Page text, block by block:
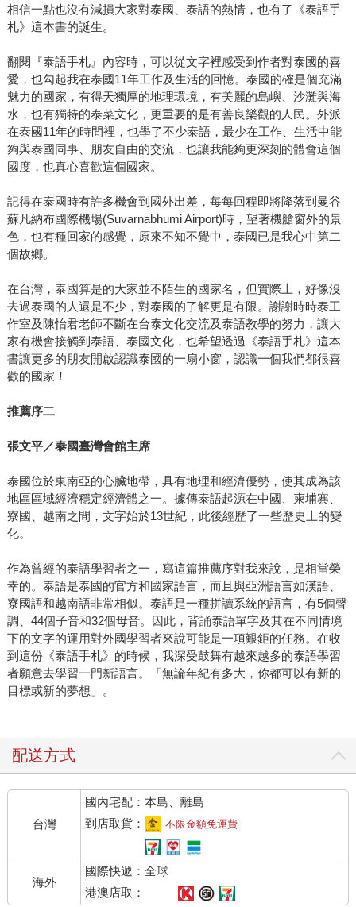
相信一點也沒有減損大家對泰國、泰語的熱情，也有了《泰語手
札》這本書的誕生。
翻閱『泰語手札』內容時，可以從文字裡感受到作者對泰國的喜
愛，也勾起我在泰國11年工作及生活的回憶。泰國的確是個充滿
魅力的國家，有得天獨厚的地理環境，有美麗的島嶼、沙灘與海
水，也有獨特的泰菜文化，更重要的是有善良樂觀的人民。外派
在泰國11年的時間裡，也學了不少泰語，最少在工作、生活中能
夠與泰國同事、朋友自由的交流，也讓我能夠更深刻的體會這個
國度，也真心喜歡這個國家。
記得在泰國時有許多機會到國外出差，每每回程即將降落到曼谷
蘇凡納布國際機場(Suvarnabhumi Airport)時，望著機艙窗外的景
色，也有種回家的感覺，原來不知不覺中，泰國已是我心中第二
個故鄉。
在台灣，泰國算是的大家並不陌生的國家名，但實際上，好像沒
去過泰國的人還是不少，對泰國的了解更是有限。謝謝時時泰工
作室及陳怡君老師不斷在台泰文化交流及泰語教學的努力，讓大
家有機會接觸到泰語、泰國文化，也希望透過《泰語手札》這本
書讓更多的朋友開啟認識泰國的一扇小窗，認識一個我們都很喜
歡的國家！
推薦序二
張文平／泰國臺灣會館主席
泰國位於東南亞的心臟地帶，具有地理和經濟優勢，使其成為該
地區區域經濟穩定經濟體之一。據傳泰語起源在中國、柬埔寨、
寮國、越南之間，文字始於13世紀，此後經歷了一些歷史上的變
化。
作為曾經的泰語學習者之一，寫這篇推薦序對我來說，是相當榮
幸的。泰語是泰國的官方和國家語言，而且與亞洲語言如漢語、
寮國語和越南語非常相似。泰語是一種拼讀系統的語言，有5個聲
調、44個子音和32個母音。因此，背誦泰語單字及其在不同情境
下的文字的運用對外國學習者來說可能是一項艱鉅的任務。在收
到這份《泰語手札》的時候，我深受鼓舞有越來越多的泰語學習
者願意去學習一門新語言。「無論年紀有多大，你都可以有新的
目標或新的夢想」。
配送方式
台灣
國內宅配：本島、離島
到店取貨：
不限金額免運費
海外
國際快遞：全球
港澳店取：